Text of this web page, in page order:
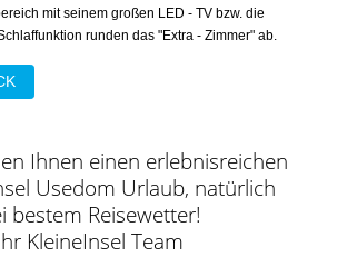
mit seinem großen LED - TV bzw. die
runden das "Extra - Zimmer" ab.
Ihnen einen erlebnisreichen
Usedom Urlaub, natürlich
bestem Reisewetter!
KleineInsel Team